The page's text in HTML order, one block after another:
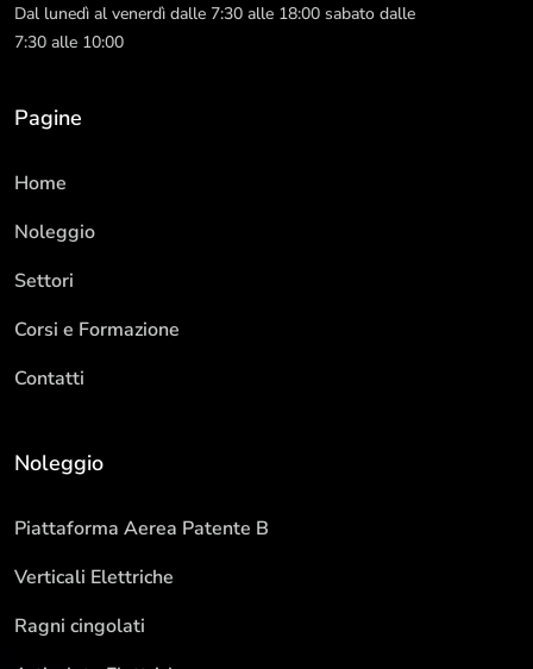
Dal lunedì al venerdì dalle 7:30 alle 18:00 sabato dalle
7:30 alle 10:00
Pagine
Home
Noleggio
Settori
Corsi e Formazione
Contatti
Noleggio
Piattaforma Aerea Patente B
Verticali Elettriche
Ragni cingolati